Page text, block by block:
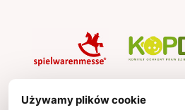
Używamy plików cookie